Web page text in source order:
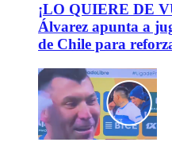
¡LO QUIERE DE
Álvarez apunta a
de Chile para